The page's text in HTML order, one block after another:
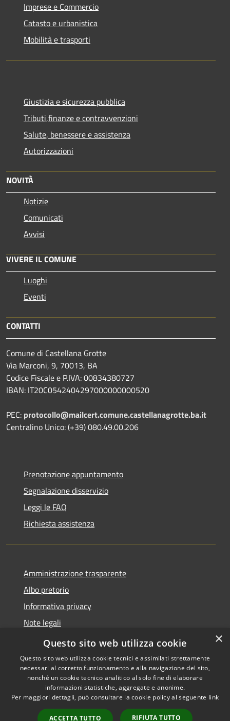
Imprese e Commercio
Catasto e urbanistica
Mobilità e trasporti
Giustizia e sicurezza pubblica
Tributi,finanze e contravvenzioni
Salute, benessere e assistenza
Autorizzazioni
NOVITÀ
Notizie
Comunicati
Avvisi
VIVERE IL COMUNE
Luoghi
Eventi
CONTATTI
Comune di Castellana Grotte
Via Marconi, 9, 70013, BA
Codice Fiscale e P.IVA: 00834380727
IBAN: IT20C0542404297000000000520
PEC: protocollo@mailcert.comune.castellanagrotte.ba.it
Centralino Unico: (+39) 080.49.00.206
Prenotazione appuntamento
Segnalazione disservizio
Leggi le FAQ
Richiesta assistenza
Amministrazione trasparente
Albo pretorio
Informativa privacy
Note legali
Dichiarazione di accessibilità
Accessibilità
Copyright © 2026 • Comune di
Castellana Grotte • Powered
byMunicipium Accesso
×
Questo sito web utilizza cookie
Questo sito web utilizza cookie tecnici e assimilati strettamente
necessari al corretto funzionamento e alla navigazione del sito,
nonché un cookie tecnico analitico al solo fine di elaborare
informazioni statistiche, aggregate e anonime.
Per maggiori dettagli, può consultare la cookie policy al seguente link
ACCETTA TUTTO RIFIUTA TUTTO